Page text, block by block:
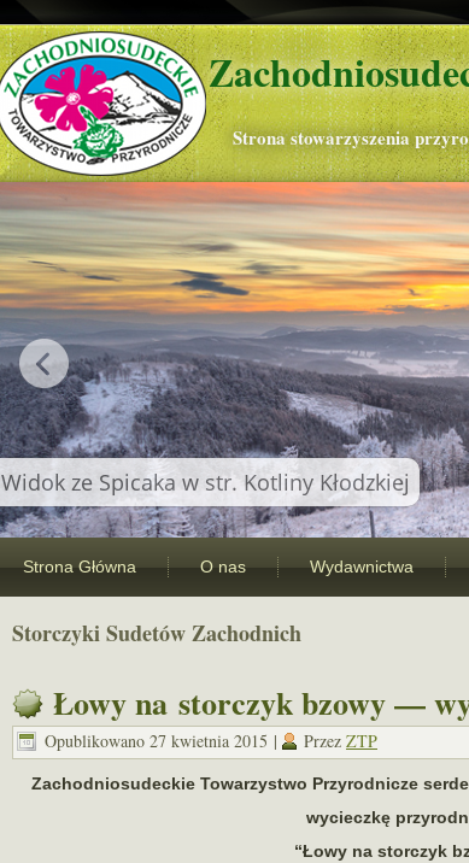
Strona stowarzyszenia
Widok ze Spicaka w str. Kotliny Kłodzkiej
Strona Główna O nas Wydawnictwa
Storczyki Sudetów Zachodnich
Łowy na storczyk bzowy —
Opublikowano 27 kwietnia 2015 | Przez ZTP
Zachodniosudeckie Towarzystwo Przyrodnicze
wycieczkę
“Łowy na stor­czyk